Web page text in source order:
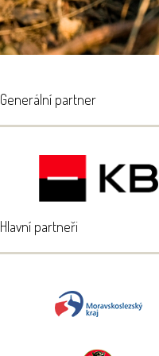
Generální partner
Hlavní partneři